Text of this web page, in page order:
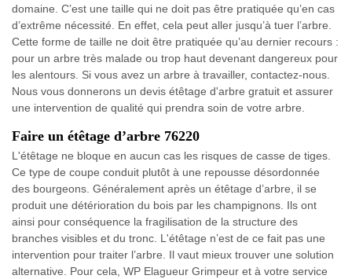
domaine. C’est une taille qui ne doit pas être pratiquée qu’en cas
d’extrême nécessité. En effet, cela peut aller jusqu’à tuer l’arbre.
Cette forme de taille ne doit être pratiquée qu’au dernier recours :
pour un arbre très malade ou trop haut devenant dangereux pour
les alentours. Si vous avez un arbre à travailler, contactez-nous.
Nous vous donnerons un devis étêtage d'arbre gratuit et assurer
une intervention de qualité qui prendra soin de votre arbre.
Faire un étêtage d’arbre 76220
L'étêtage ne bloque en aucun cas les risques de casse de tiges.
Ce type de coupe conduit plutôt à une repousse désordonnée
des bourgeons. Généralement après un étêtage d’arbre, il se
produit une détérioration du bois par les champignons. Ils ont
ainsi pour conséquence la fragilisation de la structure des
branches visibles et du tronc. L'étêtage n’est de ce fait pas une
intervention pour traiter l’arbre. Il vaut mieux trouver une solution
alternative. Pour cela, WP Elagueur Grimpeur et à votre service